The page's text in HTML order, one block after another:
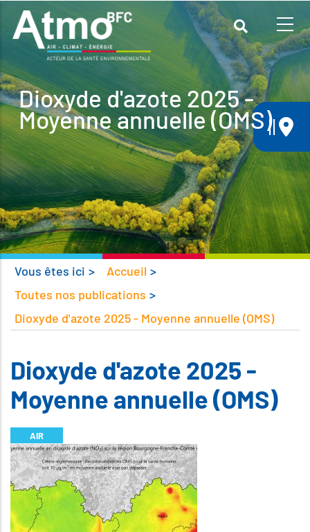
Aller
contenu
principal
Dioxyde d'azote 2025 -
Moyenne annuelle (OMS)
Vous êtes ici > Accueil >
Toutes nos publications >
Dioxyde d'azote 2025 - Moyenne annuelle (OMS)
||
Dioxyde d'azote 2025 -
Moyenne annuelle (OMS)
AIR
Illustration